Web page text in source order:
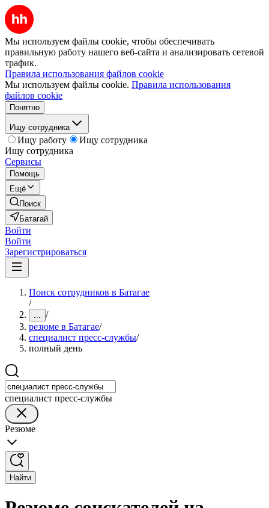
Мы используем файлы cookie, чтобы обеспечивать
правильную работу нашего веб-сайта и анализировать сетевой
трафик.
Правила использования файлов cookie
Мы используем файлы cookie. Правила использования
файлов cookie
Понятно
Ищу сотрудника
Ищу работу
Ищу сотрудника
Ищу сотрудника
Сервисы
Помощь
Ещё
Поиск
Батагай
Войти
Войти
Зарегистрироваться
Поиск сотрудников в Батагае
/
... /
резюме в Батагае/
специалист пресс-службы/
полный день
специалист пресс-службы
Резюме
Найти